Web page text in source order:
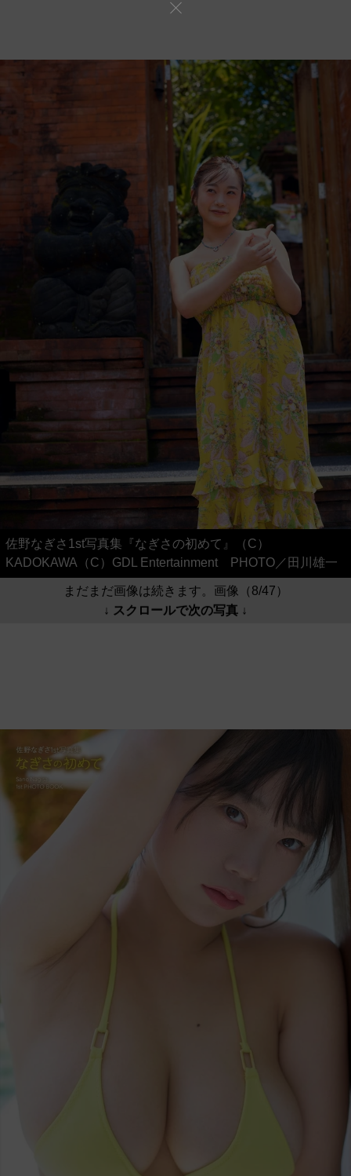
佐野なぎさ1st写真集『なぎさの初めて』（C）
KADOKAWA（C）GDL Entertainment PHOTO／田川雄一
まだまだ画像は続きます。画像（8/47）
↓ スクロールで次の写真 ↓